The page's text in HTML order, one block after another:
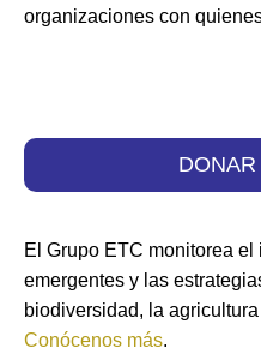
organizaciones con
DONAR
El Grupo ETC monitorea
emergentes y las
biodiversidad, la
Conócenos más.